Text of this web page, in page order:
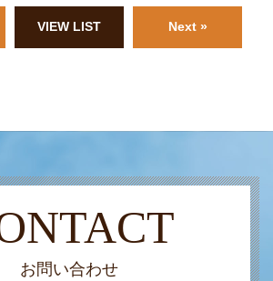
VIEW LIST Next »
お問い合わせ